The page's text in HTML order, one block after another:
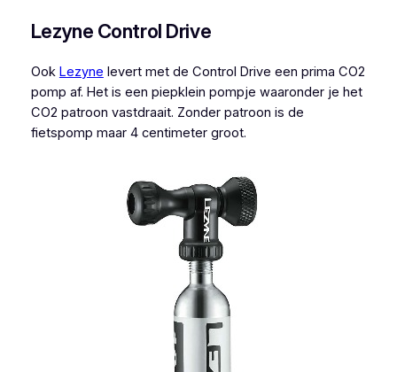
Lezyne Control Drive
Ook Lezyne levert met de Control Drive een prima CO2
pomp af. Het is een piepklein pompje waaronder je het
CO2 patroon vastdraait. Zonder patroon is de
fietspomp maar 4 centimeter groot.